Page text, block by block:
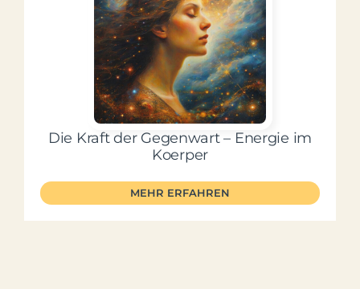
Die Kraft der Gegenwart – Energie im
Koerper
MEHR ERFAHREN